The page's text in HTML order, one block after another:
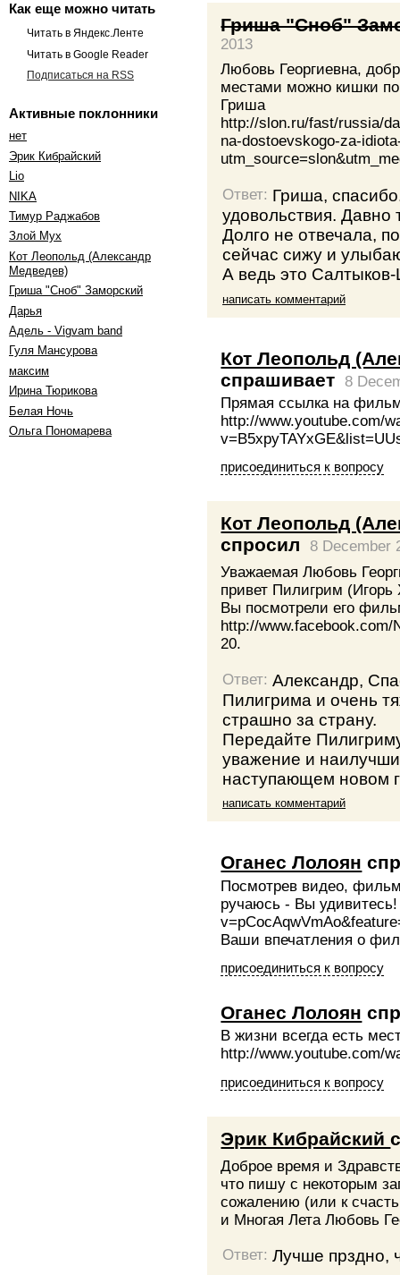
Как еще можно читать
Читать в Яндекс.Ленте
Читать в Google Reader
Подписаться на RSS
Активные поклонники
нет
Эрик Кибрайский
Lio
NIKA
Тимур Раджабов
Злой Мух
Кот Леопольд (Александр
Медведев)
Гриша "Сноб" Заморский
Дарья
Адель - Vigvam band
Гуля Мансурова
максим
Ирина Тюрикова
Белая Ночь
Ольга Пономарева
Гриша "Сноб"
2013
Любовь Георгиевна,
местами можно кишки
Гриша
http://slon.ru/fast/russia/
na-dostoevskogo-za-
Ответ: Гриша,
удовольствия. Давно
Долго не отвечала,
сейчас сижу и
А ведь это
написать комментарий
Кот Леопольд
спрашивает 8
Прямая ссылка на
http://www.youtube.com/
присоединиться к вопросу
Кот Леопольд
спросил
8 December
Уважаемая Любовь
привет Пилигрим (Игорь
Вы посмотрели его
http://
20.
Ответ: Александр,
Пилигрима и очень
страшно за страну.
Передайте
уважение и
наступающем новом
написать комментарий
Оганес Лолоян
Посмотрев видео,
ручаюсь - Вы
Ваши впечатления о
присоединиться к вопросу
Оганес Лолоян
В жизни всегда есть
http://www.youtube.com/
присоединиться к вопросу
Эрик Кибрайский
Доброе время и
что пишу с некоторым
сожалению (или к
и Многая Лета Любовь
Ответ: Лучше прздно,